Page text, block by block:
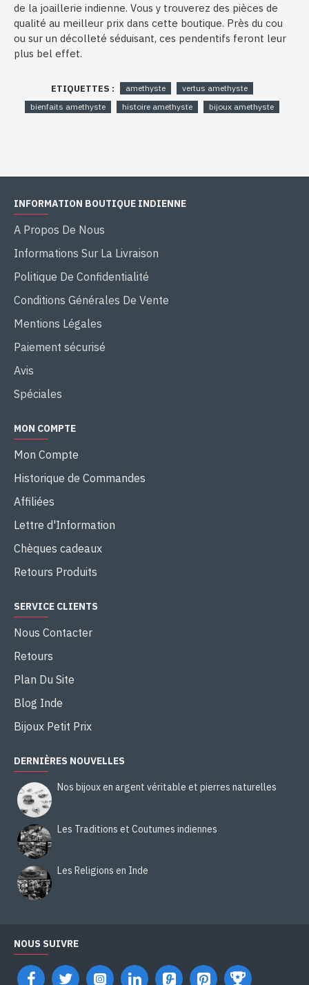
de la joaillerie indienne. Vous y trouverez des pièces de
qualité au meilleur prix dans cette boutique. Près du cou
ou sur un décolleté séduisant, ces pendentifs feront leur
plus bel effet.
ETIQUETTES : amethyste
vertus amethyste
bienfaits amethyste
histoire amethyste bijoux amethyste
INFORMATION BOUTIQUE INDIENNE
A Propos De Nous
Informations Sur La Livraison
Politique De Confidentialité
Conditions Générales De Vente
Mentions Légales
Paiement sécurisé
Avis
Spéciales
MON COMPTE
Mon Compte
Historique de Commandes
Affiliées
Lettre d'Information
Chèques cadeaux
Retours Produits
SERVICE CLIENTS
Nous Contacter
Retours
Plan Du Site
Blog Inde
Bijoux Petit Prix
DERNIÈRES NOUVELLES
Nos bijoux en argent véritable et pierres naturelles
Les Traditions et Coutumes indiennes
Les Religions en Inde
NOUS SUIVRE